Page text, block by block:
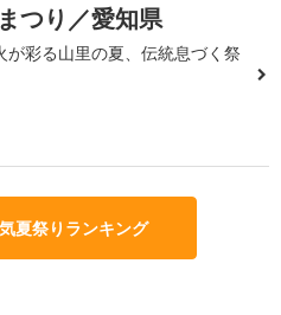
つり／愛知県
が彩る山里の夏、伝統息づく祭
夏祭りランキング